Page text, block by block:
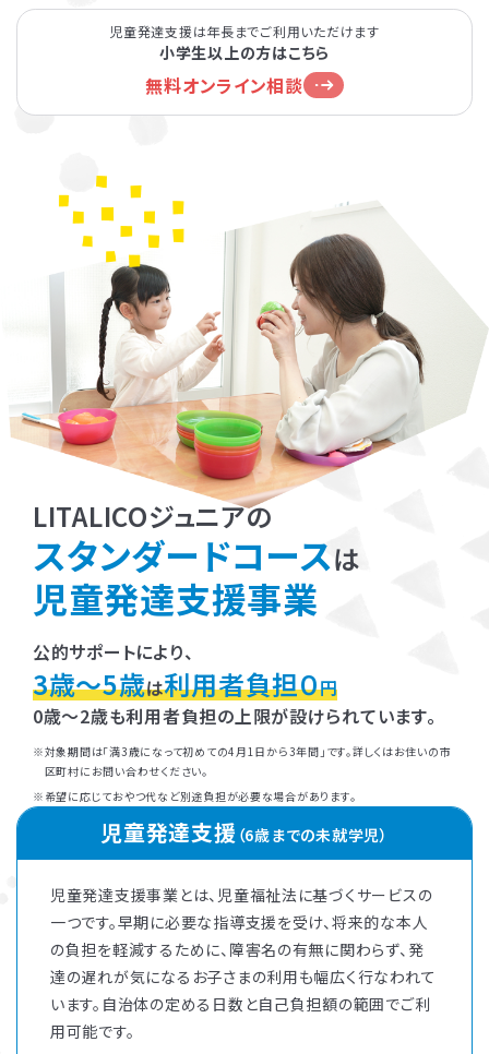
児童発達支援は年長までご利用いただけます
小学生以上の方はこちら
無料オンライン相談
LITALICOジュニアの
スタンダードコースは
児童発達支援事業
公的サポートにより、
3歳～5歳は利用者負担０円
0歳～2歳も利用者負担の上限が設けられています。
対象期間は「満3歳になって初めての4月1日から3年間」です。詳しくはお住いの市
区町村にお問い合わせください。
希望に応じておやつ代など別途負担が必要な場合があります。
児童発達支援 （6歳までの未就学児）
児童発達支援事業とは、児童福祉法に基づくサービスの
一つです。早期に必要な指導支援を受け、将来的な本人
の負担を軽減するために、障害名の有無に関わらず、発
達の遅れが気になるお子さまの利用も幅広く行なわれて
います。自治体の定める日数と自己負担額の範囲でご利
用可能です。